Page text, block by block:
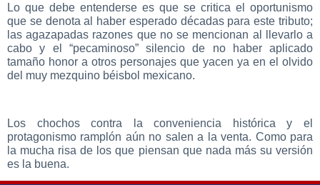
Lo que debe entenderse es que se critica el oportunismo
que se denota al haber esperado décadas para este tributo;
las agazapadas razones que no se mencionan al llevarlo a
cabo y el “pecaminoso” silencio de no haber aplicado
tamaño honor a otros personajes que yacen ya en el olvido
del muy mezquino béisbol mexicano.
Los chochos contra la conveniencia histórica y el
protagonismo ramplón aún no salen a la venta. Como para
la mucha risa de los que piensan que nada más su versión
es la buena.